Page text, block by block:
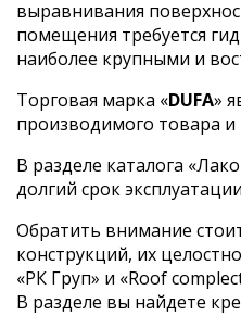
выравнивания
помещения требуется
наиболее крупными и
Торговая марка «DUFA»
производимого товара
В разделе каталога
долгий срок
Обратить внимание
конструкций, их
«РК Груп» и «Roof
В разделе вы найдете